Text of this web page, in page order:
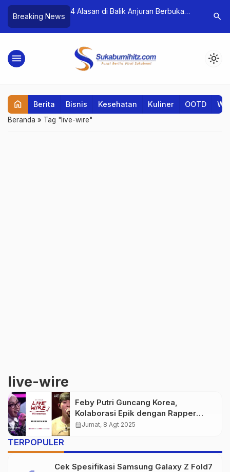
Breaking News
dan
Kontra
4 Alasan di Balik Anjuran Berbuka
Quarter
Transisi
search
menu light_mode
home Berita Bisnis Kesehatan Kuliner OOTD
Beranda » Tag "live-wire"
live-wire
Feby Putri Guncang Korea,
Kolaborasi Epik dengan Rapper
Loco di L1VE WIRE
calendar_monthJumat, 8 Agt 2025
TERPOPULER
Cek Spesifikasi Samsung Galaxy Z Fold7